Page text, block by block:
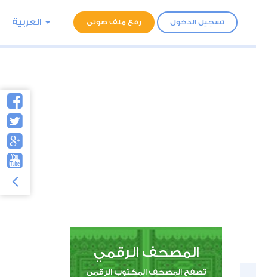
تسجيل الدخول رفع ملف صوتى العربية
المصحف الرقمي
تصفح المصحف المكتوب الرقمي